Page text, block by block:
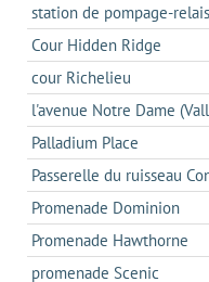
station de pompage-
Cour Hidden Ridge
cour Richelieu
l'avenue Notre Dame
Palladium Place
Passerelle du ruisseau
Promenade Dominion
Promenade Hawthorne
promenade Scenic